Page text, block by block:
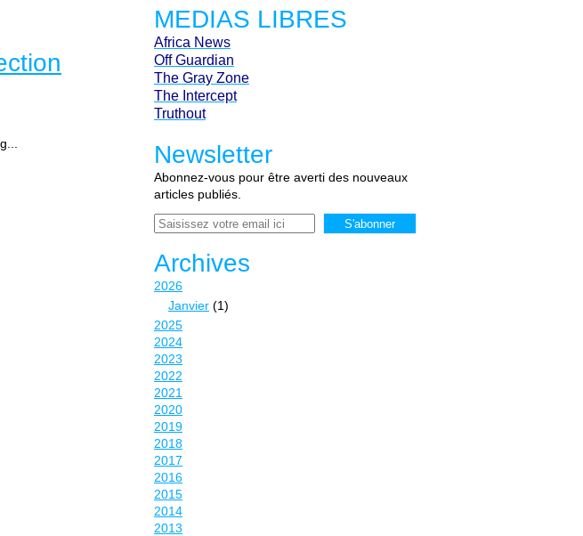
MEDIAS LIBRES
Africa News
Off Guardian
The Gray Zone
The Intercept
Truthout
Newsletter
Abonnez-vous pour être averti des nouveaux
articles publiés.
Email
Archives
2026
Janvier (1)
2025
2024
2023
2022
2021
2020
2019
2018
2017
2016
2015
2014
2013